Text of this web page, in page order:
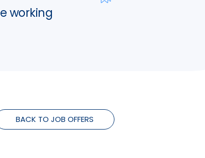
working
BACK TO JOB OFFERS